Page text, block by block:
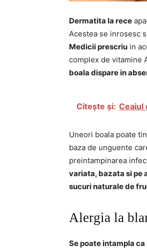
Dermatita la rece
Acestea se inrosesc
Medicii prescriu in
complex de vitamine
boala dispare in
Citește și: Ceaiul
Uneori boala poate
baza de unguente
preintampinarea
variata, bazata si pe
sucuri naturale de
Alergia la
Se poate intampla